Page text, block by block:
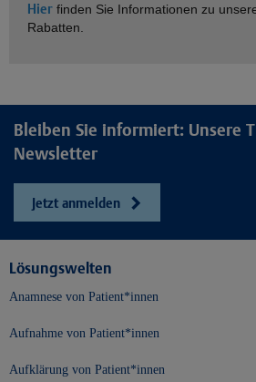
Hier finden Sie Informationen zu
Rabatten.
Bleiben Sie informiert: Unsere
Newsletter
Jetzt anmelden
Lösungswelten
Anamnese von Patient*innen
Aufnahme von Patient*innen
Aufklärung von Patient*innen